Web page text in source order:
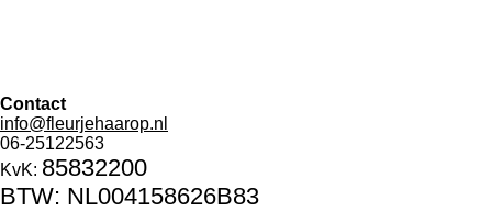
Contact
info@fleurjehaarop.nl
06-25122563
KvK: 85832200
BTW: NL004158626B83